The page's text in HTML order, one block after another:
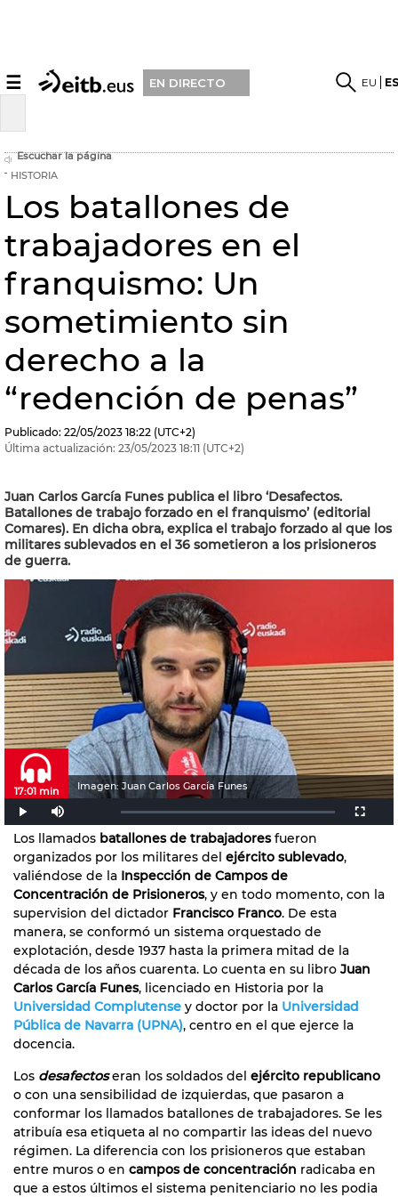
☰ EN DIRECTO EU
Escuchar la página
HISTORIA
Los batallones de
trabajadores en el
franquismo: Un
sometimiento sin
derecho a la
“redención de penas”
Publicado: 22/05/2023 18:22 (UTC+2)
Última actualización: 23/05/2023 18:11 (UTC+2)
Juan Carlos García Funes publica el libro ‘Desafectos.
Batallones de trabajo forzado en el franquismo’ (editorial
Comares). En dicha obra, explica el trabajo forzado al que los
militares sublevados en el 36 sometieron a los prisioneros
de guerra.
Imagen: Juan Carlos García Funes
17:01 min
Los llamados batallones de trabajadoresfueron
organizados por los militares del ejército sublevado,
valiéndose de la Inspección de Campos de
Concentración de Prisioneros, y en todo momento, con la
supervision del dictador Francisco Franco. De esta
manera, se conformó un sistema orquestado de
explotación, desde 1937 hasta la primera mitad de la
década de los años cuarenta. Lo cuenta en su libro Juan
Carlos García Funes, licenciado en Historia por la
Universidad Complutense y doctor por la Universidad
Pública de Navarra (UPNA), centro en el que ejerce la
docencia.
Los desafectoseran los soldados del ejército republicano
o con una sensibilidad de izquierdas, que pasaron a
conformar los llamados batallones de trabajadores. Se les
atribuía esa etiqueta al no compartir las ideas del nuevo
régimen. La diferencia con los prisioneros que estaban
entre muros o en campos de concentración radicaba en
que a estos últimos el sistema penitenciario no les podia